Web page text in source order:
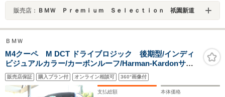
販売店： ＢＭＷ Ｐｒｅｍｉｕｍ Ｓｅｌｅｃｔｉｏｎ 祇園新道
ＢＭＷ
M4クーペ M DCT ドライブロジック 後期型/インディ
ビジュアルカラー/カーボンルーフ/Harman-Kardonサウ
ンド/フルセグTV/黒革/シートヒーター/前後ドラレコ/ヘッ
ドアップディスプレイ/インテリジェントセ-フティ/19イ
ンチホイール/BMW厚木整備歴複数
販売店保証 購入プラン付 オンライン相談可 360°画像付
支払総額 本体価格